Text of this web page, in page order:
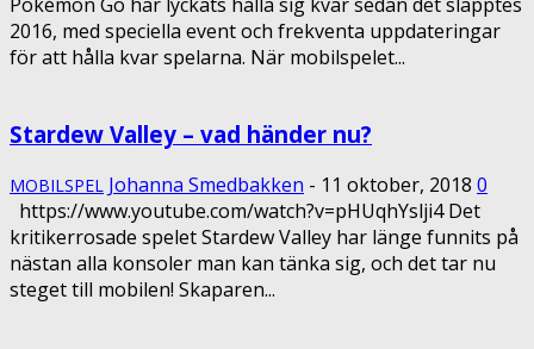
2016, med speciella event och frekventa uppdateringar
för att hålla kvar spelarna. När mobilspelet...
Stardew Valley – vad händer nu?
MOBILSPEL Johanna Smedbakken - 11 oktober, 2018 0
https://www.youtube.com/watch?v=pHUqhYslji4 Det
kritikerrosade spelet Stardew Valley har länge funnits på
nästan alla konsoler man kan tänka sig, och det tar nu
steget till mobilen! Skaparen...